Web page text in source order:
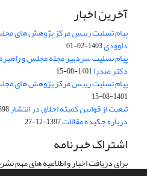
آخرین اخبار
پیام تسلیت رییس مرکز پژوهش های
داوودی1403-02-01
پیام تسلیت سردبیر مجله مجلس و
دکتر صدرا1401-08-15
پیام تسلیت رییس مرکز پژوهش های
1401-08-15
تبعیت از قوانین کمیته اخلاق در انتشار23
درباره چکیده مقالات1397-12-27
اشتراک خبرنامه
برای دریافت اخبار و اطلاعیه های مهم